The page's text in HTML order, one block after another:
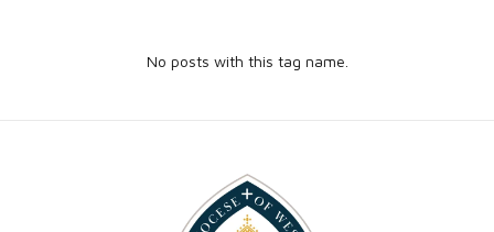
No posts with this tag name.